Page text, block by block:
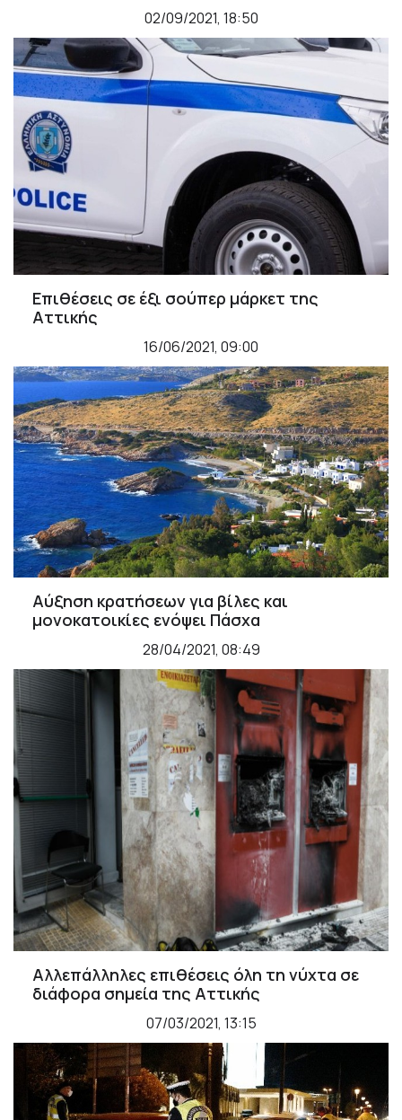
02/09/2021, 18:50
Επιθέσεις σε έξι σούπερ μάρκετ της
Αττικής
16/06/2021, 09:00
Αύξηση κρατήσεων για βίλες και
μονοκατοικίες ενόψει Πάσχα
28/04/2021, 08:49
Αλλεπάλληλες επιθέσεις όλη τη νύχτα σε
διάφορα σημεία της Αττικής
07/03/2021, 13:15